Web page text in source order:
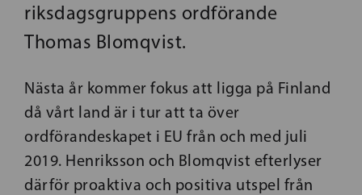
riksdagsgruppens ordförande
Thomas Blomqvist.
Nästa år kommer fokus att ligga på Finland
då vårt land är i tur att ta över
ordförandeskapet i EU från och med juli
2019. Henriksson och Blomqvist efterlyser
därför proaktiva och positiva utspel från